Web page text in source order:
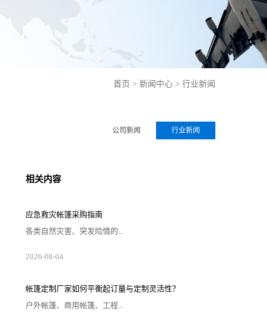
首页 > 新闻中心 > 行业新闻
公司新闻 行业新闻
相关内容
应急救灾帐篷采购指南
各类自然灾害、突发险情的...
2026-08-04
帐篷定制厂家如何平衡起订量与定制灵活性？
户外帐篷、商用帐篷、工程...